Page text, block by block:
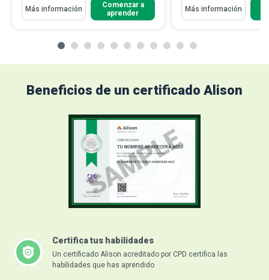
Más información
Comenzar a
aprender
Más información
Beneficios de un certificado Alison
Certifica tus habilidades
Un certificado Alison acreditado por CPD certifica las
habilidades que has aprendido